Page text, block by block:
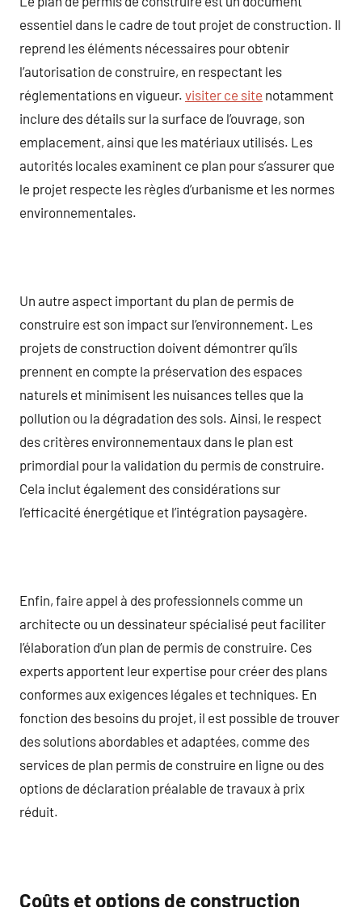
essentiel dans le cadre de tout projet de construction. Il
reprend les éléments nécessaires pour obtenir
l’autorisation de construire, en respectant les
réglementations en vigueur. visiter ce site notamment
inclure des détails sur la surface de l’ouvrage, son
emplacement, ainsi que les matériaux utilisés. Les
autorités locales examinent ce plan pour s’assurer que
le projet respecte les règles d’urbanisme et les normes
environnementales.
Un autre aspect important du plan de permis de
construire est son impact sur l’environnement. Les
projets de construction doivent démontrer qu’ils
prennent en compte la préservation des espaces
naturels et minimisent les nuisances telles que la
pollution ou la dégradation des sols. Ainsi, le respect
des critères environnementaux dans le plan est
primordial pour la validation du permis de construire.
Cela inclut également des considérations sur
l’efficacité énergétique et l’intégration paysagère.
Enfin, faire appel à des professionnels comme un
architecte ou un dessinateur spécialisé peut faciliter
l’élaboration d’un plan de permis de construire. Ces
experts apportent leur expertise pour créer des plans
conformes aux exigences légales et techniques. En
fonction des besoins du projet, il est possible de trouver
des solutions abordables et adaptées, comme des
services de plan permis de construire en ligne ou des
options de déclaration préalable de travaux à prix
réduit.
Coûts et options de construction